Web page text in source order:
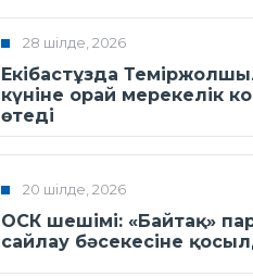
28 шілде, 2026
Екібастұзда
күніне орай мерекелік
өтеді
20 шілде, 2026
ОСК шешімі: «Байтақ»
сайлау бәсекесіне